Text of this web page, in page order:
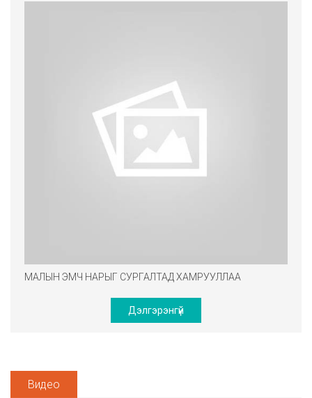
МАЛЫН ЭМЧ НАРЫГ СУРГАЛТАД ХАМРУУЛЛАА
Дэлгэрэнгүй
Видео